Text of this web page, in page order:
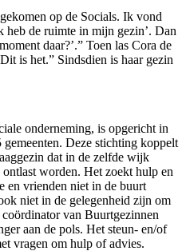
op de Socials. Ik vond
heb de ruimte in mijn gezin’. Dan
daar?’.” Toen las Cora de
is het.” Sindsdien is haar gezin
onderneming, is opgericht in
Deze stichting koppelt
dat in de zelfde wijk
worden. Het zoekt hulp en
en vrienden niet in de buurt
niet in de gelegenheid zijn om
van Buurtgezinnen
aan de pols. Het steun- en/of
vragen om hulp of advies.